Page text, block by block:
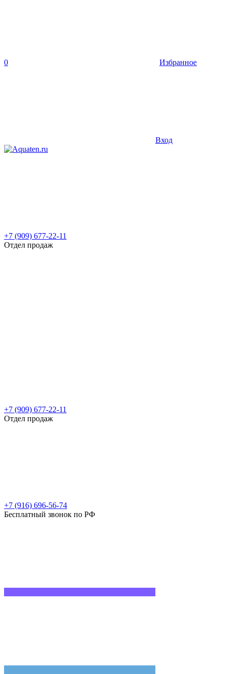
0 Избранное
Вход
+7 (909) 677-22-11
Отдел продаж
+7 (909) 677-22-11
Отдел продаж
+7 (916) 696-56-74
Бесплатный звонок по РФ